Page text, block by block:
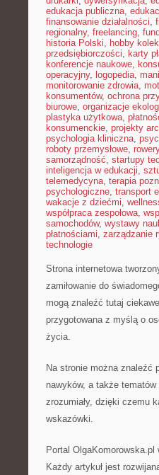
edukacja publiczna,
finansowanie działalności,
regionalny, freelancing,
historia Polski, hobby
przedsiębiorczości, karty
konferencje naukowe,
operacyjny, logopedia,
monitorowanie zdrowia,
konsumentów, ochrona
biurowe, organizacje
plastyka użytkowa,
konsumenckie, projekty
psychologia kliniczna,
roboty przemysłowe,
samorządność, startupy
inteligencja w edukacji,
telemedycyna, terapia
psychologiczne, transport
wakacje z dziećmi,
współpraca zespołowa,
samochodów, wystawy
płatnościami, zarządzanie
technologie
Strona internetowa
zamiłowanie do
mogą znaleźć tutaj
przygotowana z myślą o
życia.
Na stronie można znaleźć
nawyków, a także
zrozumiały, dzięki czemu
wskazówki.
Portal
Każdy artykuł jest